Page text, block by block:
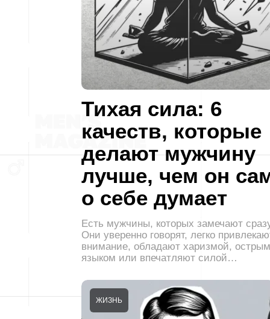
Тихая сила: 6
качеств, которые
делают мужчину
лучше, чем он
о себе думает
Есть мужчины, которых замечают
Они уверенно говорят, легко
внимание, обладают харизмой, острым
языком или впечатляют силой…
ЖИЗНЬ